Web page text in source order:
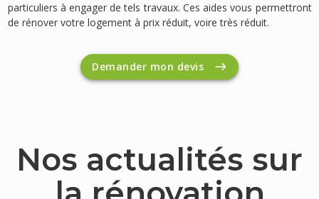
particuliers à engager de tels travaux. Ces aides vous permettront
de rénover votre logement à prix réduit, voire très réduit.
Demander mon devis
Nos actualités sur